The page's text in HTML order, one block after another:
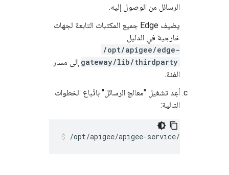
الرسائل من الوصول إليه.
يضيف Edge جميع المكتبات التابعة لجهات
خارجية في الدليل
/opt/apigee/edge-
gateway/lib/thirdparty إلى مسار
الفئة.
أعِد تشغيل "معالج الرسائل" باتّباع الخطوات
التالية:
/opt/apigee/apigee-service/bin/apigee-